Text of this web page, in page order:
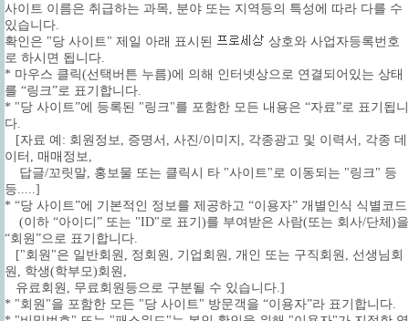
사이트 이름은 취급하는 과목, 분야 또는 지역등의 특성에 따라 다를 수
있습니다.
확인은 "당 사이트" 제일 아래 표시된
상호와 사업자등록번호
로 하시면 됩니다.
* 마우스 클릭(선택버튼 누름)에 의해 인터넷상으로 연결되어있는 상태
를 “링크”로 표기합니다.
* "당 사이트”에 등록된 "링크"를 포함한 모든 내용은 “자료”로 표기됩니
다.
[자료 예: 회원정보, 증명서, 사진/이미지, 각종광고 및 이력서, 각종 데
이터, 매매정보,
답글/꼬릿말, 홍보물 또는 클릭시 타 "사이트"로 이동되는 "링크" 등
등.....]
* “당 사이트”에 기본적인 정보를 제공하고 “이용자” 개별인식 식별코드
(이하 “아이디” 또는 "ID"로 표기)를 부여받은 사람(또는 회사/단체)을
“회원”으로 표기합니다.
["회원"은 일반회원, 정회원, 기업회원, 개인 또는 구직회원, 선생님회
원, 학생(학부모)회원,
유료회원, 무료회원등으로 구분될 수 있습니다.]
* "회원"을 포함한 모든 "당 사이트" 방문객을 “이용자”라 표기합니다.